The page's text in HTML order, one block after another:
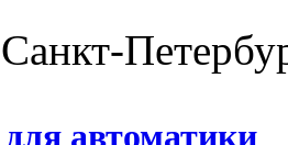
автоматики